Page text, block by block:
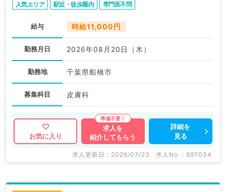
人気エリア 駅近・徒歩圏内 専門医不問
給与 時給11,000円
勤務月日 2026年08月20日（木）
勤務地 千葉県船橋市
募集科目 皮膚科
お気に入り
求人を
紹介してもらう
詳細を
見る
求人更新日 : 2026/07/23 求人No. : 997034